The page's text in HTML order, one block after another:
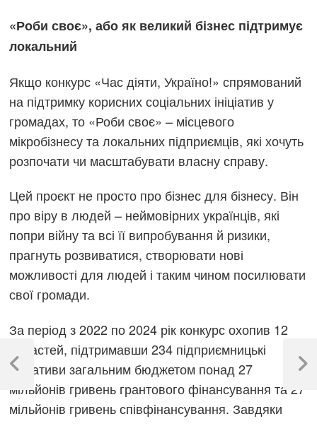
«Роби своє», або як великий бізнес підтримує
локальний
Якщо конкурс «Час діяти, Україно!» спрямований
на підтримку корисних соціальних ініціатив у
громадах, то «Роби своє» – місцевого
мікробізнесу та локальних підприємців, які хочуть
розпочати чи масштабувати власну справу.
Цей проєкт не просто про бізнес для бізнесу. Він
про віру в людей – неймовірних українців, які
попри війну та всі її випробування й ризики,
прагнуть розвиватися, створювати нові
можливості для людей і таким чином посилювати
свої громади.
За період з 2022 по 2024 рік конкурс охопив 12
областей, підтримавши 234 підприємницькі
ініціативи загальним бюджетом понад 27
мільйонів гривень грантового фінансування та 27
мільйонів гривень співфінансування. Завдяки
Навігація
записів
Previous
Next
Post